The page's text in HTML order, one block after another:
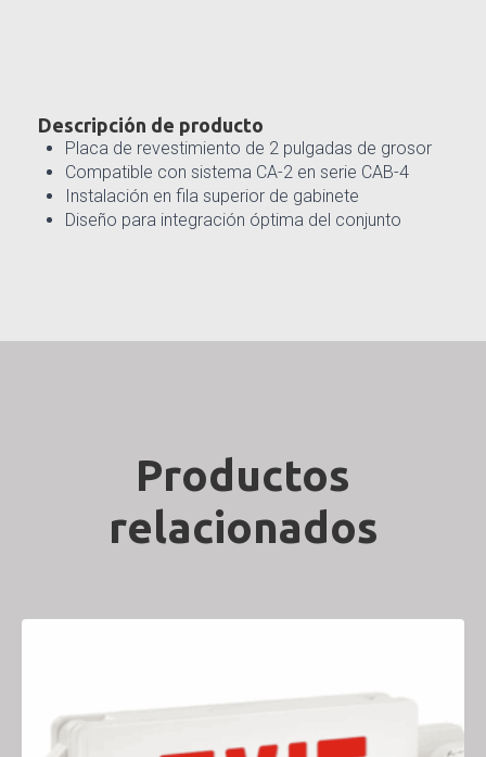
Descripción de producto
Placa de revestimiento de 2 pulgadas de grosor
Compatible con sistema CA-2 en serie CAB-4
Instalación en fila superior de gabinete
Diseño para integración óptima del conjunto
Productos
relacionados